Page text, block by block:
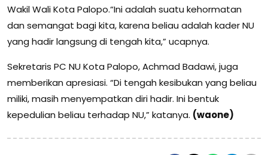
Wakil Wali Kota Palopo.“Ini adalah suatu kehormatan
dan semangat bagi kita, karena beliau adalah kader NU
yang hadir langsung di tengah kita,” ucapnya.
Sekretaris PC NU Kota Palopo, Achmad Badawi, juga
memberikan apresiasi. “Di tengah kesibukan yang beliau
miliki, masih menyempatkan diri hadir. Ini bentuk
kepedulian beliau terhadap NU,” katanya. (waone)